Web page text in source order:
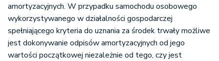
amortyzacyjnych. W przypadku samochodu osobowego
wykorzystywanego w działalności gospodarczej
spełniającego kryteria do uznania za środek trwały możliwe
jest dokonywanie odpisów amortyzacyjnych od jego
wartości początkowej niezależnie od tego, czy jest